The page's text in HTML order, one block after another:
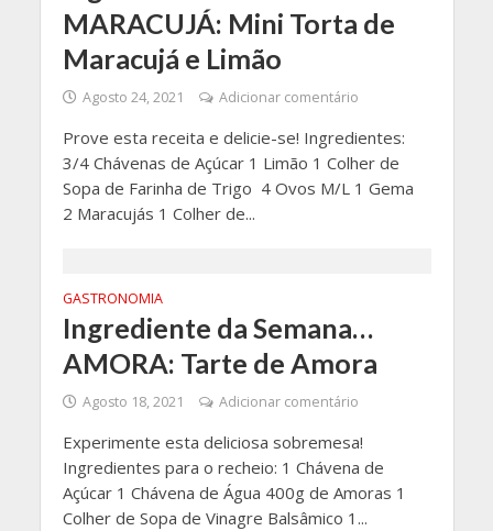
MARACUJÁ: Mini Torta de
Maracujá e Limão
Agosto 24, 2021 Adicionar comentário
Prove esta receita e delicie-se! Ingredientes:
3/4 Chávenas de Açúcar 1 Limão 1 Colher de
Sopa de Farinha de Trigo 4 Ovos M/L 1 Gema
2 Maracujás 1 Colher de...
GASTRONOMIA
Ingrediente da Semana…
AMORA: Tarte de Amora
Agosto 18, 2021 Adicionar comentário
Experimente esta deliciosa sobremesa!
Ingredientes para o recheio: 1 Chávena de
Açúcar 1 Chávena de Água 400g de Amoras 1
Colher de Sopa de Vinagre Balsâmico 1...